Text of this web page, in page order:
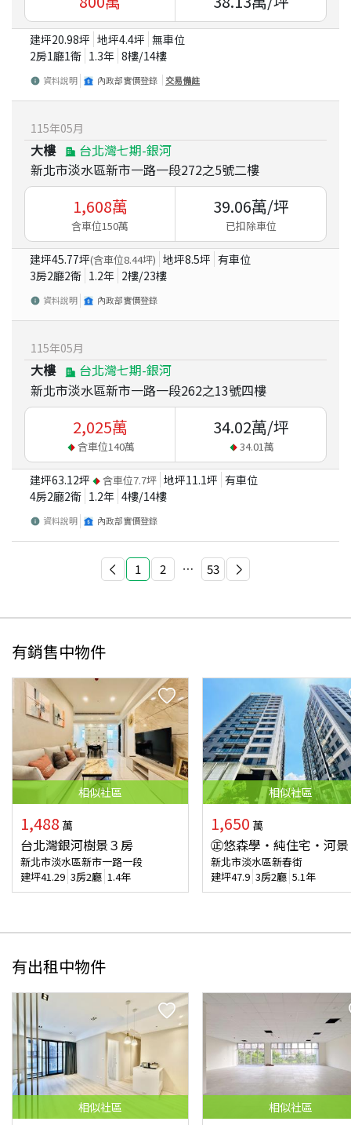
建坪20.98坪 地坪4.4坪 無車位
2房1廳1衛 1.3年 8樓/14樓
資料說明 內政部實價登錄 交易備註
115年05月
大樓
台北灣七期-銀河
新北市淡水區新市一路一段272之5號二樓
1,608萬
含車位150萬
39.06萬/坪
已扣除車位
建坪45.77坪(含車位8.44坪) 地坪8.5坪 有車位
3房2廳2衛 1.2年 2樓/23樓
資料說明 內政部實價登錄
115年05月
大樓
台北灣七期-銀河
新北市淡水區新市一路一段262之13號四樓
2,025萬
含車位140萬
34.02萬/坪
34.01萬
建坪63.12坪 含車位7.7坪 地坪11.1坪 有車位
4房2廳2衛 1.2年 4樓/14樓
資料說明 內政部實價登錄
1 2 ⋯ 53
有銷售中物件
相似社區
1,488 萬
台北灣銀河樹景３房
新北市淡水區新市一路一段
建坪41.29 3房2廳 1.4年
相似社區
1,650 萬
㊣悠森學‧純住宅‧河景
新北市淡水區新春街
建坪47.9 3房2廳 5.1年
有出租中物件
相似社區 相似社區